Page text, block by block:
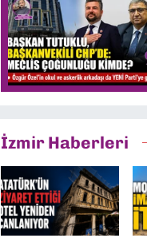
İzmir Haberleri